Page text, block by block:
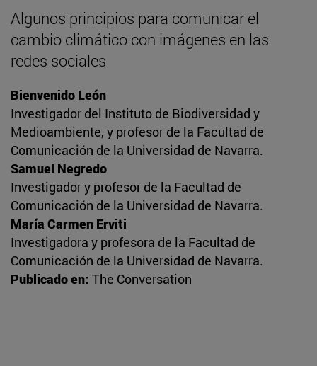
Algunos principios para comunicar el
cambio climático con imágenes en las
redes sociales
Bienvenido León
Investigador del Instituto de Biodiversidad y
Medioambiente, y profesor de la Facultad de
Comunicación de la Universidad de Navarra.
Samuel Negredo
Investigador y profesor de la Facultad de
Comunicación de la Universidad de Navarra.
María Carmen Erviti
Investigadora y profesora de la Facultad de
Comunicación de la Universidad de Navarra.
Publicado en: The Conversation